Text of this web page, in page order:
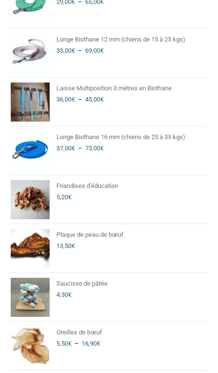
29,00€ – 65,00€
Longe Biothane 12 mm (chiens de 15 à 25 kgs)
33,00€ – 69,00€
Laisse Multiposition 3 mètres en Biothane
36,00€ – 45,00€
Longe Biothane 16 mm (chiens de 25 à 35 kgs)
37,00€ – 73,00€
Friandises d'éducation
5,20€
Plaque de peau de bœuf
13,50€
Saucisse de pâtée
4,30€
Oreilles de bœuf
5,50€ – 16,90€